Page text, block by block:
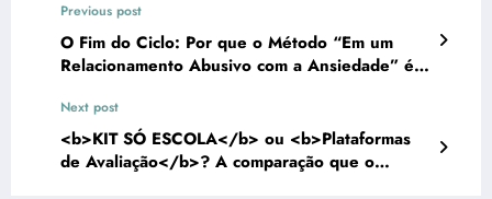
Previous post
O Fim do Ciclo: Por que o Método “Em um
Relacionamento Abusivo com a Ansiedade” é a
Next post
<b>KIT SÓ ESCOLA</b> ou <b>Plataformas
de Avaliação</b>? A comparação que o